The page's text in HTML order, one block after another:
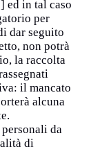
ed in tal caso
per
dar seguito
non potrà
la raccolta
il mancato
alcuna
da
di